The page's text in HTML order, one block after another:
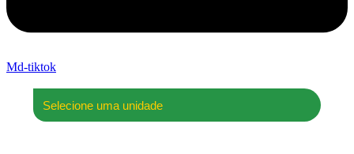
Md-tiktok